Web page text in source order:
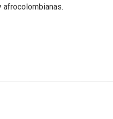
afrocolombianas.